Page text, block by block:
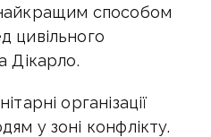
способом
цивільного
Дікарло.
організації
у зоні конфлікту.